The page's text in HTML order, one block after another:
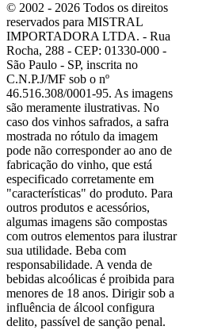
© 2002 - 2026 Todos os direitos
reservados para MISTRAL
IMPORTADORA LTDA. - Rua
Rocha, 288 - CEP: 01330-000 -
São Paulo - SP, inscrita no
C.N.P.J/MF sob o nº
46.516.308/0001-95. As imagens
são meramente ilustrativas. No
caso dos vinhos safrados, a safra
mostrada no rótulo da imagem
pode não corresponder ao ano de
fabricação do vinho, que está
especificado corretamente em
"características" do produto. Para
outros produtos e acessórios,
algumas imagens são compostas
com outros elementos para ilustrar
sua utilidade. Beba com
responsabilidade. A venda de
bebidas alcoólicas é proibida para
menores de 18 anos. Dirigir sob a
influência de álcool configura
delito, passível de sanção penal.